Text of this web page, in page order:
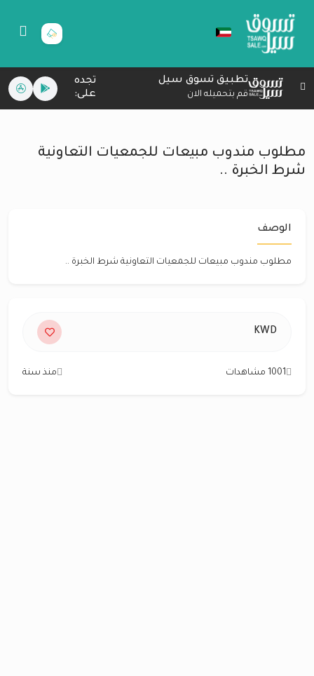
تطبيق تسوق سيل
قم بتحميله الان
تجده
على:
مطلوب مندوب مبيعات للجمعيات التعاونية
شرط الخبرة ..
الوصف
مطلوب مندوب مبيعات للجمعيات التعاونية شرط الخبرة ..
KWD
1001 مشاهدات منذ سنة